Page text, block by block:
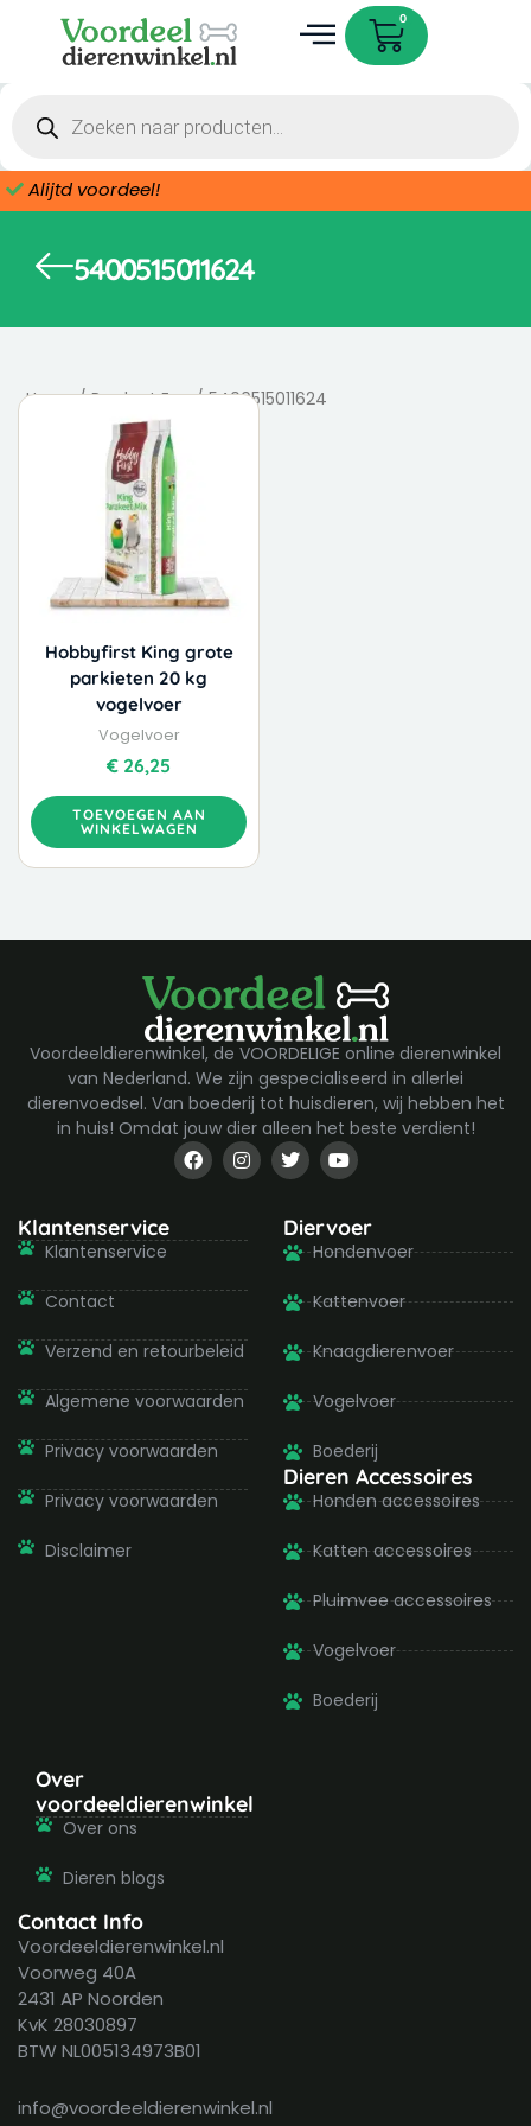
inhoud
0
Cart
zoeken
Alijtd voordeel!
5400515011624
Home/ Product Ean / 5400515011624
Hobbyfirst King grote
parkieten 20 kg
vogelvoer
Vogelvoer
€ 26,25
TOEVOEGEN AAN
WINKELWAGEN
Voordeeldierenwinkel, de VOORDELIGE online dierenwinkel
van Nederland. We zijn gespecialiseerd in allerlei
dierenvoedsel. Van boederij tot huisdieren, wij hebben het
in huis! Omdat jouw dier alleen het beste verdient!
F
a
c
o
I
n
s
g
T
w
i
t
e
r
Y
o
u
u
b
e
Klantenservice
Klantenservice
Contact
Verzend en retourbeleid
Algemene voorwaarden
Privacy voorwaarden
Privacy voorwaarden
Disclaimer
Diervoer
Hondenvoer
Kattenvoer
Knaagdierenvoer
Vogelvoer
Boederij
Dieren Accessoires
Honden accessoires
Katten accessoires
Pluimvee accessoires
Vogelvoer
Boederij
Over
voordeeldierenwinkel
Over ons
Dieren blogs
Contact Info
Voordeeldierenwinkel.nl
Voorweg 40A
2431 AP Noorden
KvK 28030897
BTW NL005134973B01
info@voordeeldierenwinkel.nl